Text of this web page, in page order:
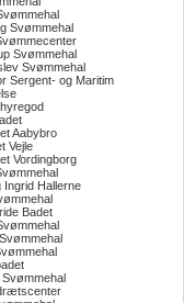
Svømmehal
Svømmehal
Svømmehal
Sergent- og Maritim
Aabybro
Vejle
Vordingborg
Ingrid Hallerne
Badet
Svømmehal